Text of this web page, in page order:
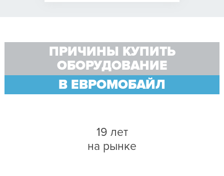
ПРИЧИНЫ КУПИТЬ
ОБОРУДОВАНИЕ
В ЕВРОМОБАЙЛ
19 лет
на рынке